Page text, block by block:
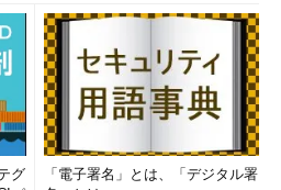
Windowsエク
ライブをWind
。このようにV
スプローラな
グ
「電子署名」とは、「デジタル署